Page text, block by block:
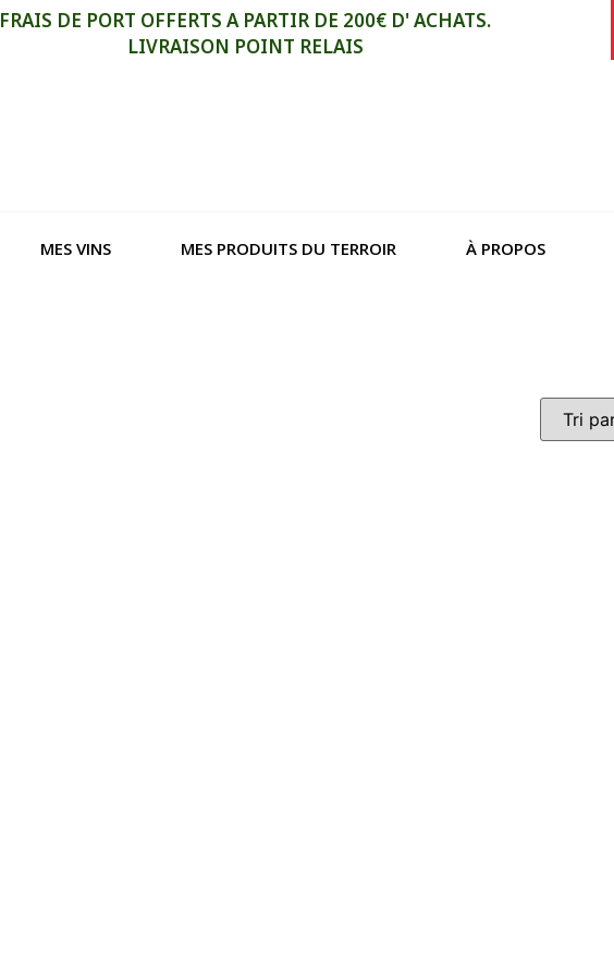
FRAIS DE PORT OFFERTS A PARTIR DE 200€ D' ACHATS.
LIVRAISON POINT RELAIS
MES VINS MES PRODUITS DU TERROIR À PROPOS